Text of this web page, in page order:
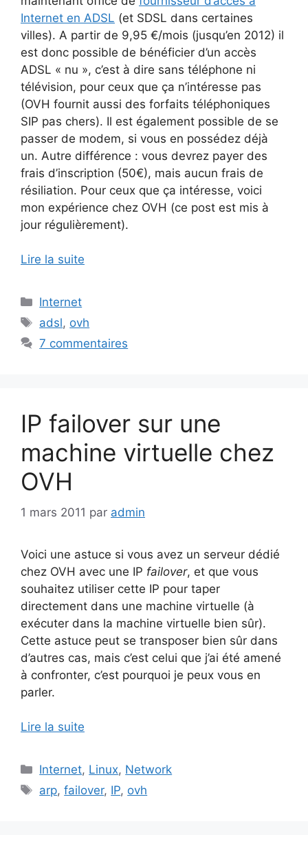
Internet en ADSL (et SDSL dans certaines
villes). A partir de 9,95 €/mois (jusqu’en 2012) il
est donc possible de bénéficier d’un accès
ADSL « nu », c’est à dire sans téléphone ni
télévision, pour ceux que ça n’intéresse pas
(OVH fournit aussi des forfaits téléphoniques
SIP pas chers). Il est également possible de se
passer de modem, si vous en possédez déjà
un. Autre différence : vous devrez payer des
frais d’inscription (50€), mais aucun frais de
résiliation. Pour ceux que ça intéresse, voici
mon expérience chez OVH (ce post est mis à
jour régulièrement).
Lire la suite
Catégories
Internet
Étiquettes
adsl, ovh
7 commentaires
IP failover sur une
machine virtuelle chez
OVH
1 mars 2011 par admin
Voici une astuce si vous avez un serveur dédié
chez OVH avec une IP failover, et que vous
souhaitez utiliser cette IP pour taper
directement dans une machine virtuelle (à
exécuter dans la machine virtuelle bien sûr).
Cette astuce peut se transposer bien sûr dans
d’autres cas, mais c’est celui que j’ai été amené
à confronter, c’est pourquoi je peux vous en
parler.
Lire la suite
Catégories
Internet, Linux, Network
Étiquettes
arp,failover, IP, ovh